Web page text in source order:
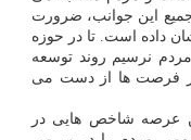
جمیع این جوانب، ضرورت
داده است. تا در حوزه
نرسیم روند توسعه
از فرصت ها از دست می
عرصه شاخص هایی در